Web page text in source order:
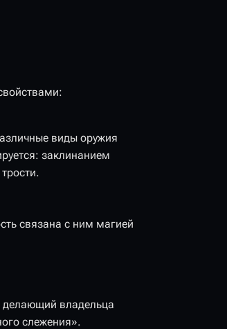
виды оружия
заклинанием
связана с ним магией
делающий владельца
слежения».